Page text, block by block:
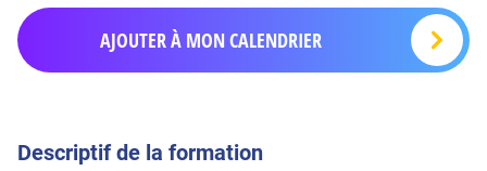
AJOUTER À MON CALENDRIER
Descriptif de la formation